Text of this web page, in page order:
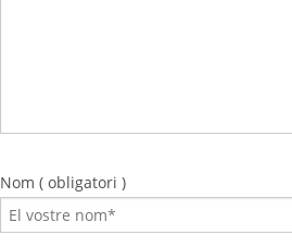
Nom ( obligatori )